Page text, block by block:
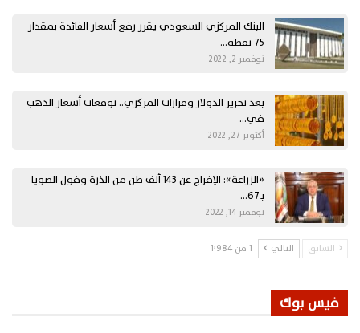
البنك المركزي السعودي يقرر رفع أسعار الفائدة بمقدار
75 نقطة…
نوفمبر 2, 2022
بعد تحرير الدولار وقرارات المركزي.. توقعات أسعار الذهب
في…
أكتوبر 27, 2022
«الزراعة»: الإفراج عن 143 ألف طن من الذرة وفول الصويا
بـ67…
نوفمبر 14, 2022
السابق التالي 1 من 1٬984
فيس بوك